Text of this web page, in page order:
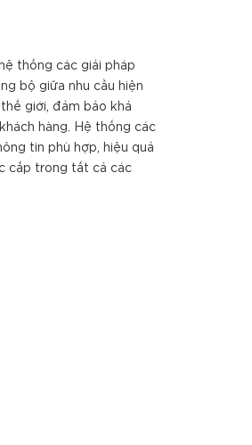
thống các giải pháp
bộ giữa nhu cầu hiện
giới, đảm bảo khả
hàng. Hệ thống các
tin phù hợp, hiệu quả
cấp trong tất cả các